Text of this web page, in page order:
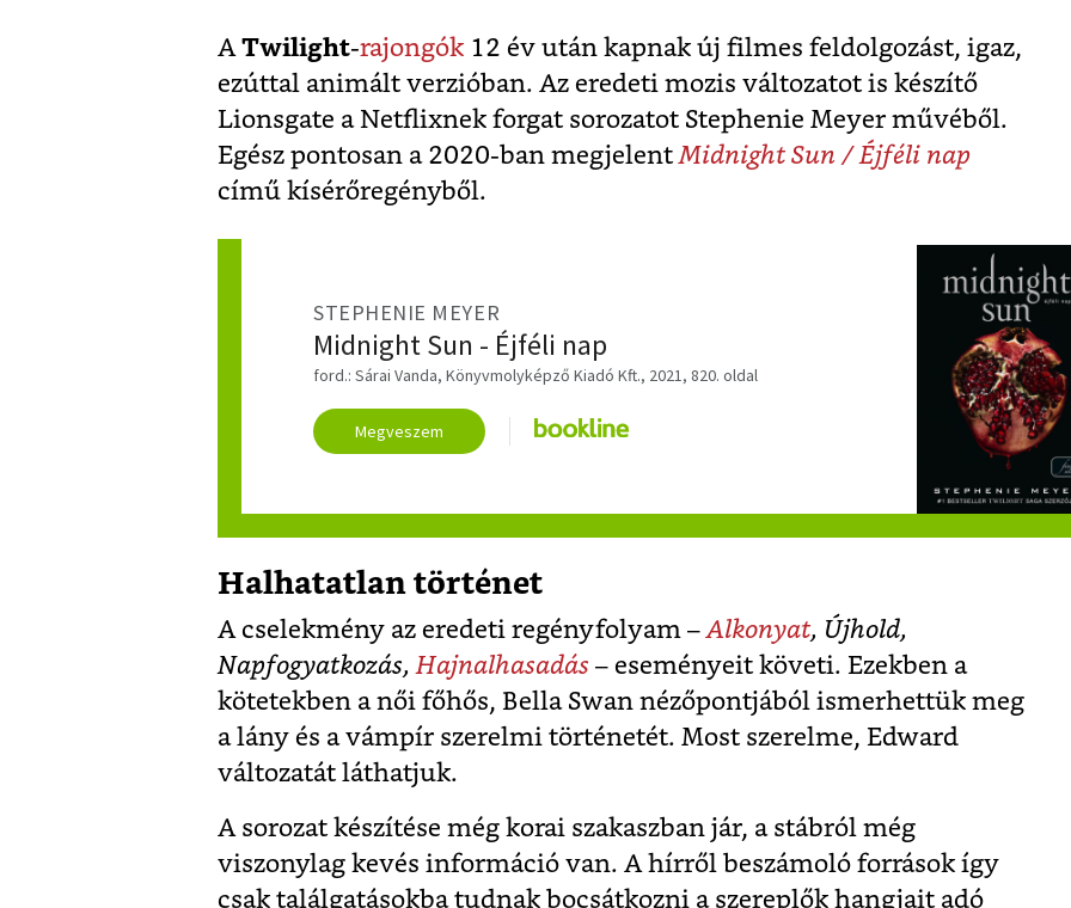
ATwilight-rajongók 12 év után kapnak új filmes feldolgozást, igaz,
ezúttal animált verzióban. Az eredeti mozis változatot is készítő
Lionsgate a Netflixnek forgat sorozatot Stephenie Meyer művéből.
Egész pontosan a 2020-ban megjelentMidnight Sun / Éjféli nap
című kísérőregényből.
STEPHENIE MEYER
Midnight Sun - Éjféli nap
ford.: Sárai Vanda, Könyvmolyképző Kiadó Kft., 2021, 820. oldal
Megveszem
Halhatatlan történet
A cselekmény az eredeti regényfolyam –Alkonyat, Újhold,
Napfogyatkozás,Hajnalhasadás – eseményeit követi. Ezekben a
kötetekben a női főhős, Bella Swan nézőpontjából ismerhettük meg
a lány és a vámpír szerelmi történetét. Most szerelme, Edward
változatát láthatjuk.
A sorozat készítése még korai szakaszban jár, a stábról még
viszonylag kevés információ van. A hírről beszámoló források így
csak találgatásokba tudnak bocsátkozni a szereplők hangjait adó